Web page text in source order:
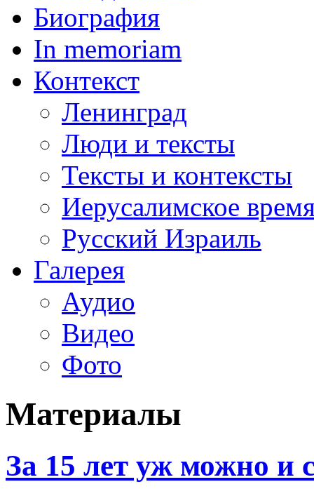
Биография
In memoriam
Контекст
Ленинград
Люди и тексты
Тексты и контексты
Иерусалимское
Русский Израиль
Галерея
Аудио
Видео
Фото
Материалы
За 15 лет уж можно и